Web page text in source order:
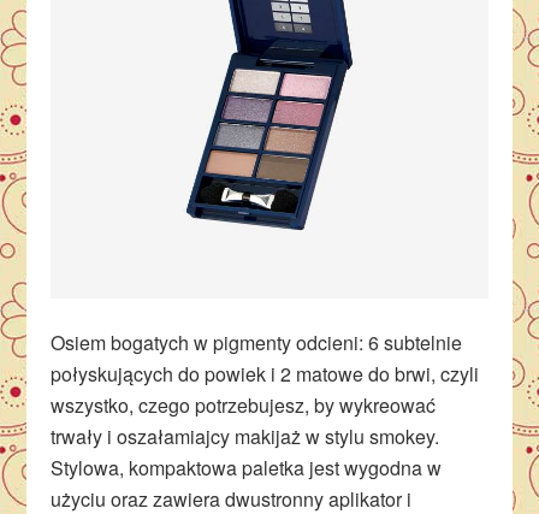
Osiem bogatych w pigmenty odcieni: 6 subtelnie
połyskujących do powiek i 2 matowe do brwi, czyli
wszystko, czego potrzebujesz, by wykreować
trwały i oszałamiajcy makijaż w stylu smokey.
Stylowa, kompaktowa paletka jest wygodna w
użyciu oraz zawiera dwustronny aplikator i